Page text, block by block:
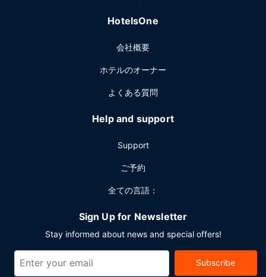
ビジネスセンター、エクスプレス チェックアウト、ロビーで
のイベント開催には、このアパートスタイルホテル のカンフ
トル (6458 平方フィート) のイベント設備をご利用いただけ
ます。敷地内にはセルフパーキング (無料) が備わっていま
HotelsOne
会社概要
ホテルのオーナー
よくある質問
Help and support
Support
ご予約
全ての言語：
Sign Up for Newsletter
Stay informed about news and special offers!
Subscribe